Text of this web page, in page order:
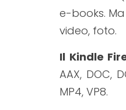
e-books.
video, foto.
Il Kindle
AAX, DOC,
MP4, VP8.